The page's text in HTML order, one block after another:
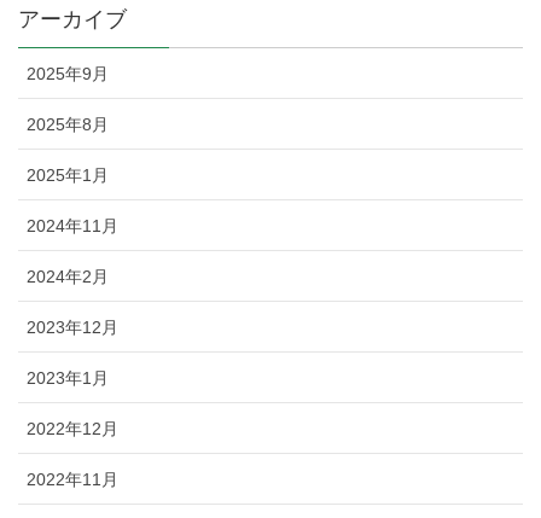
アーカイブ
2025年9月
2025年8月
2025年1月
2024年11月
2024年2月
2023年12月
2023年1月
2022年12月
2022年11月